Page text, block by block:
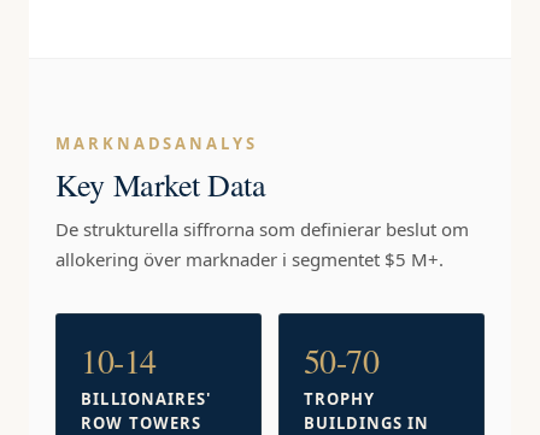
MARKNADSANALYS
Key Market Data
De strukturella siffrorna som definierar beslut om
allokering över marknader i segmentet $5 M+.
10-14
BILLIONAIRES'
ROW TOWERS
50-70
TROPHY
BUILDINGS IN